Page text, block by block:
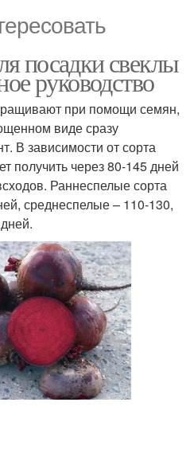
посадки свеклы
руководство
при помощи семян,
виде сразу
В зависимости от сорта
получить через 80-145 дней
Раннеспелые сорта
среднеспелые – 110-130,